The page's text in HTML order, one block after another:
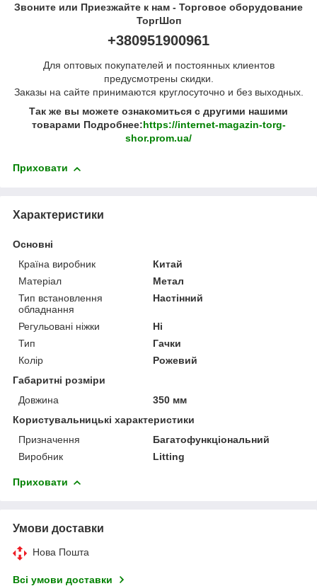
Звоните или Приезжайте к нам - Торговое оборудование
ТоргШоп
+380951900961
Для оптовых покупателей и постоянных клиентов
предусмотрены скидки.
Заказы на сайте принимаются круглосуточно и без выходных.
Так же вы можете ознакомиться с другими нашими
товарами Подробнее:https://internet-magazin-torg-
shor.prom.ua/
Приховати
Характеристики
Основні
Країна виробник
Китай
Матеріал
Метал
Тип встановлення
обладнання
Настінний
Регульовані ніжки
Ні
Тип
Гачки
Колір
Рожевий
Габаритні розміри
Довжина
350 мм
Користувальницькі характеристики
Призначення
Багатофункціональний
Виробник
Litting
Приховати
Умови доставки
Нова Пошта
Всі умови доставки